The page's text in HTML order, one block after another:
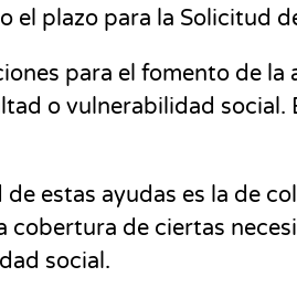
el plazo para la Solicitud
para el fomento de
o vulnerabilidad
estas ayudas es la de
cobertura de ciertas necesi
social.